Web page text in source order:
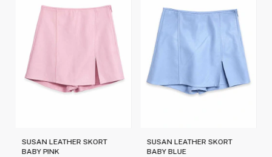
SUSAN LEATHER SKORT
BABY PINK
SUSAN LEATHER SKORT
BABY BLUE